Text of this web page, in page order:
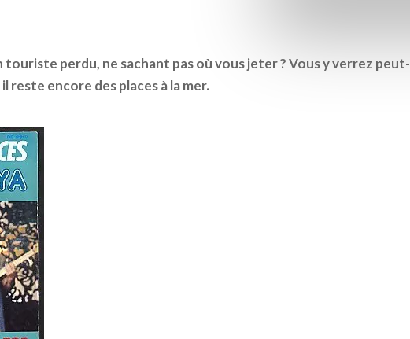
touriste perdu, ne sachant pas où vous jeter ? Vous y verrez peut-
reste encore des places à la mer.